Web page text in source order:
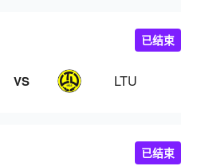
VS LTU
已结束
已结束